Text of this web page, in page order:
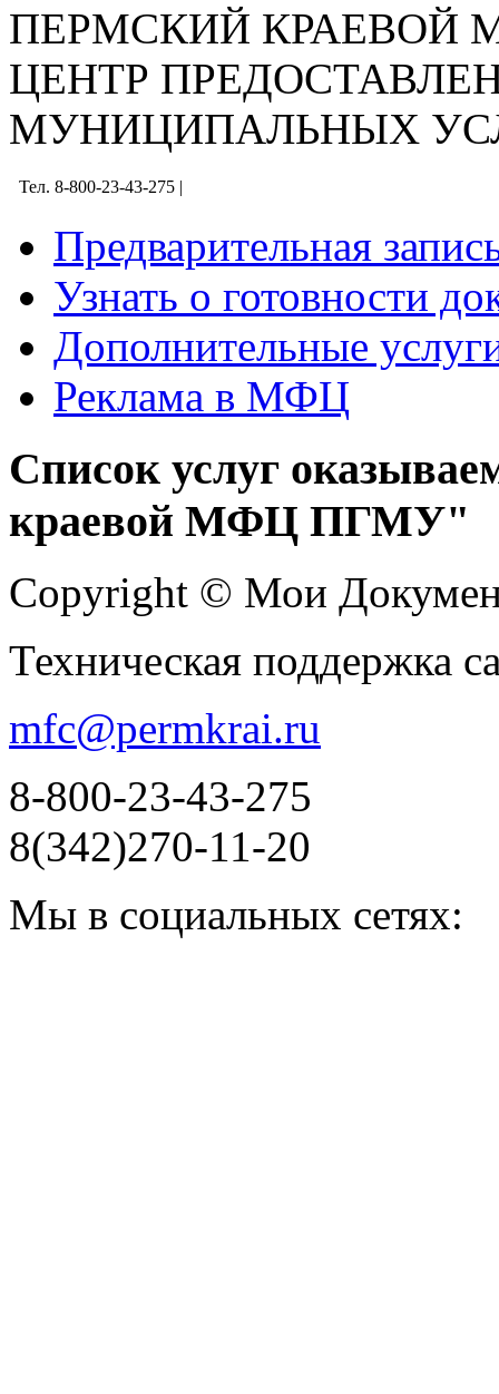
ПЕРМСКИЙ КРАЕВОЙ
ЦЕНТР
МУНИЦИПАЛЬНЫХ
Тел. 8-800-23-43-275 |
Предварительная
Узнать о готовности
Дополнительные
Реклама в МФЦ
Список услуг
краевой МФЦ ПГМУ"
Copyright © Мои
Техническая поддержка
mfc@permkrai.ru
8-800-23-43-275
8(342)270-11-20
Мы в социальных сетях: